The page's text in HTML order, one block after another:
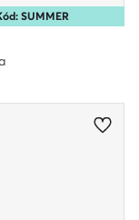
SUMMER